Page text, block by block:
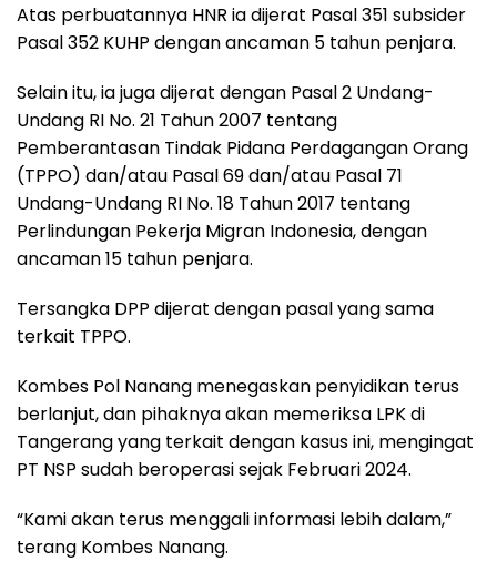
Atas perbuatannya HNR ia dijerat Pasal 351 subsider
Pasal 352 KUHP dengan ancaman 5 tahun penjara.
Selain itu, ia juga dijerat dengan Pasal 2 Undang-
Undang RI No. 21 Tahun 2007 tentang
Pemberantasan Tindak Pidana Perdagangan Orang
(TPPO) dan/atau Pasal 69 dan/atau Pasal 71
Undang-Undang RI No. 18 Tahun 2017 tentang
Perlindungan Pekerja Migran Indonesia, dengan
ancaman 15 tahun penjara.
Tersangka DPP dijerat dengan pasal yang sama
terkait TPPO.
Kombes Pol Nanang menegaskan penyidikan terus
berlanjut, dan pihaknya akan memeriksa LPK di
Tangerang yang terkait dengan kasus ini, mengingat
PT NSP sudah beroperasi sejak Februari 2024.
“Kami akan terus menggali informasi lebih dalam,”
terang Kombes Nanang.